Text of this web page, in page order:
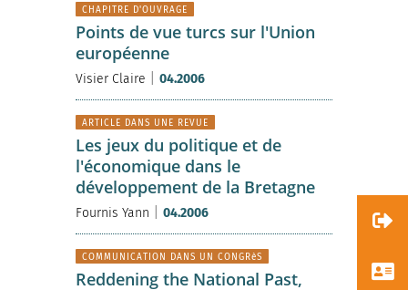
CHAPITRE D'OUVRAGE
Points de vue turcs sur l'Union
européenne
Visier Claire 04.2006
ARTICLE DANS UNE REVUE
Les jeux du politique et de
l'économique dans le
développement de la Bretagne
Fournis Yann 04.2006
COMMUNICATION DANS UN CONGRèS
Reddening the National Past,